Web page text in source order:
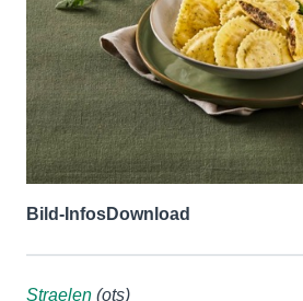
Bild-InfosDownload
Straelen (ots)